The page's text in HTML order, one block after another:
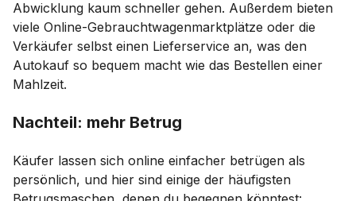
Abwicklung kaum schneller gehen. Außerdem bieten
viele Online-Gebrauchtwagenmarktplätze oder die
Verkäufer selbst einen Lieferservice an, was den
Autokauf so bequem macht wie das Bestellen einer
Mahlzeit.
Nachteil: mehr Betrug
Käufer lassen sich online einfacher betrügen als
persönlich, und hier sind einige der häufigsten